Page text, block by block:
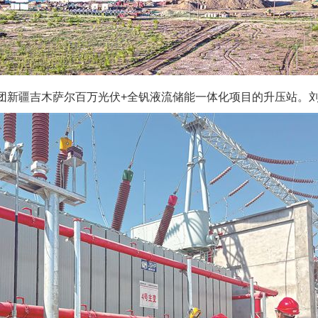
新疆吉木萨尔百万光伏+全钒液流储能一体化项目的升压站。